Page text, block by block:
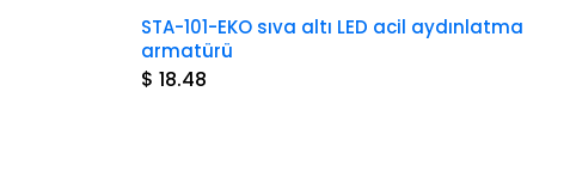
STA-101-EKO sıva altı LED acil aydınlatma
armatürü
$ 18.48